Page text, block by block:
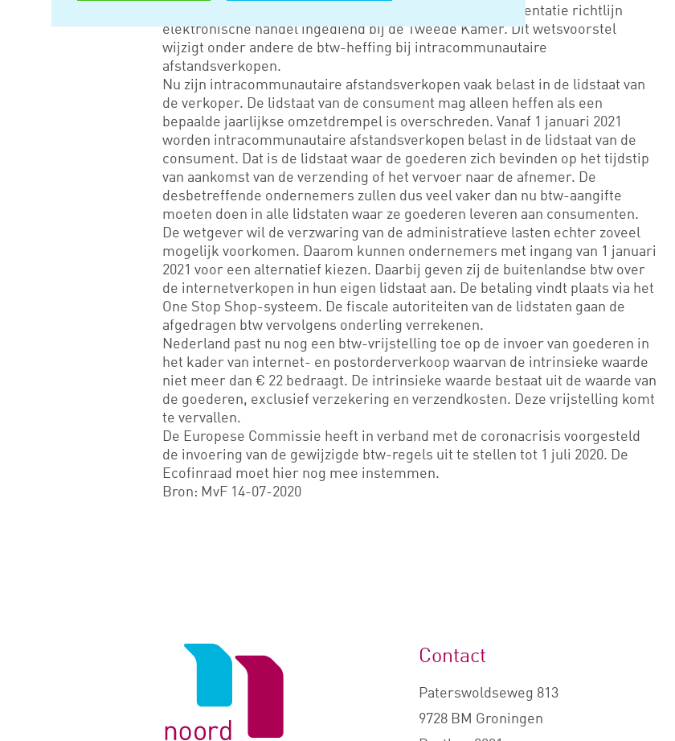
Staatssecretaris Vijlbrief heeft het wetsvoorstel implementatie richtlijn
elektronische handel ingediend bij de Tweede Kamer. Dit wetsvoorstel
wijzigt onder andere de btw-heffing bij intracommunautaire
afstandsverkopen.
Nu zijn intracommunautaire afstandsverkopen vaak belast in de lidstaat van
de verkoper. De lidstaat van de consument mag alleen heffen als een
bepaalde jaarlijkse omzetdrempel is overschreden. Vanaf 1 januari 2021
worden intracommunautaire afstandsverkopen belast in de lidstaat van de
consument. Dat is de lidstaat waar de goederen zich bevinden op het tijdstip
van aankomst van de verzending of het vervoer naar de afnemer. De
desbetreffende ondernemers zullen dus veel vaker dan nu btw-aangifte
moeten doen in alle lidstaten waar ze goederen leveren aan consumenten.
De wetgever wil de verzwaring van de administratieve lasten echter zoveel
mogelijk voorkomen. Daarom kunnen ondernemers met ingang van 1 januari
2021 voor een alternatief kiezen. Daarbij geven zij de buitenlandse btw over
de internetverkopen in hun eigen lidstaat aan. De betaling vindt plaats via het
One Stop Shop-systeem. De fiscale autoriteiten van de lidstaten gaan de
afgedragen btw vervolgens onderling verrekenen.
Nederland past nu nog een btw-vrijstelling toe op de invoer van goederen in
het kader van internet- en postorderverkoop waarvan de intrinsieke waarde
niet meer dan € 22 bedraagt. De intrinsieke waarde bestaat uit de waarde van
de goederen, exclusief verzekering en verzendkosten. Deze vrijstelling komt
te vervallen.
De Europese Commissie heeft in verband met de coronacrisis voorgesteld
de invoering van de gewijzigde btw-regels uit te stellen tot 1 juli 2020. De
Ecofinraad moet hier nog mee instemmen.
Bron: MvF 14-07-2020
Logo
Contact
Paterswoldseweg 813
9728 BM Groningen